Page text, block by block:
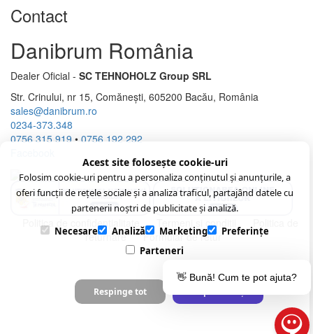
Contact
Danibrum România
Dealer Oficial - SC TEHNOHOLZ Group SRL
Str. Crinului, nr 15, Comănești, 605200 Bacău, România
sales@danibrum.ro
0234-373.348
0756 315 919 • 0756 192 292
Politica de confidenţialitate Termeni şi condiţii
returnare
Formular de retur
👋 Bună! Cum te pot ajuta?
Acest site folosește cookie-uri
Folosim cookie-uri pentru a personaliza conținutul și anunțurile, a
oferi funcții de rețele sociale și a analiza traficul, partajând datele cu
partenerii noștri de publicitate și analiză.
Necesare
Analiză Marketing
Preferințe
Parteneri
Respinge tot